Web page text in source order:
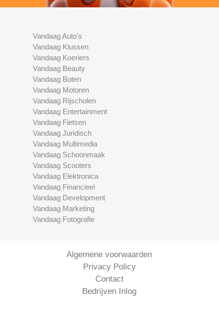
Vandaag Auto's
Vandaag Klussen
Vandaag Koeriers
Vandaag Beauty
Vandaag Boten
Vandaag Motoren
Vandaag Rijscholen
Vandaag Entertainment
Vandaag Fietsen
Vandaag Juridisch
Vandaag Multimedia
Vandaag Schoonmaak
Vandaag Scooters
Vandaag Elektronica
Vandaag Financieel
Vandaag Development
Vandaag Marketing
Vandaag Fotografie
Algemene voorwaarden
Privacy Policy
Contact
Bedrijven Inlog